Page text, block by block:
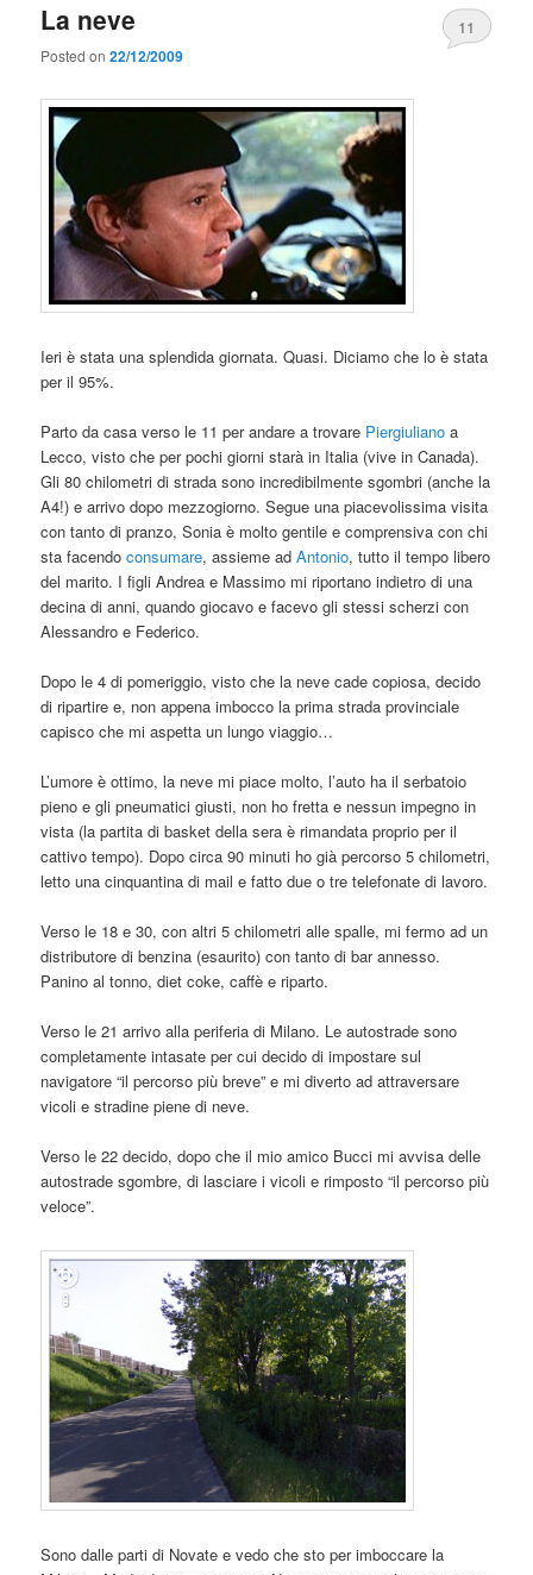
La neve
Posted on22/12/2009
11
Ieri è stata una splendida giornata. Quasi. Diciamo che lo è stata
per il 95%.
Parto da casa verso le 11 per andare a trovare Piergiuliano a
Lecco, visto che per pochi giorni starà in Italia (vive in Canada).
Gli 80 chilometri di strada sono incredibilmente sgombri (anche la
A4!) e arrivo dopo mezzogiorno. Segue una piacevolissima visita
con tanto di pranzo, Sonia è molto gentile e comprensiva con chi
sta facendoconsumare, assieme adAntonio, tutto il tempo libero
del marito. I figli Andrea e Massimo mi riportano indietro di una
decina di anni, quando giocavo e facevo gli stessi scherzi con
Alessandro e Federico.
Dopo le 4 di pomeriggio, visto che la neve cade copiosa, decido
di ripartire e, non appena imbocco la prima strada provinciale
capisco che mi aspetta un lungo viaggio…
L’umore è ottimo, la neve mi piace molto, l’auto ha il serbatoio
pieno e gli pneumatici giusti, non ho fretta e nessun impegno in
vista (la partita di basket della sera è rimandata proprio per il
cattivo tempo). Dopo circa 90 minuti ho già percorso 5 chilometri,
letto una cinquantina di mail e fatto due o tre telefonate di lavoro.
Verso le 18 e 30, con altri 5 chilometri alle spalle, mi fermo ad un
distributore di benzina (esaurito) con tanto di bar annesso.
Panino al tonno, diet coke, caffè e riparto.
Verso le 21 arrivo alla periferia di Milano. Le autostrade sono
completamente intasate per cui decido di impostare sul
navigatore “il percorso più breve” e mi diverto ad attraversare
vicoli e stradine piene di neve.
Verso le 22 decido, dopo che il mio amico Bucci mi avvisa delle
autostrade sgombre, di lasciare i vicoli e rimposto “il percorso più
veloce”.
Sono dalle parti di Novate e vedo che sto per imboccare la